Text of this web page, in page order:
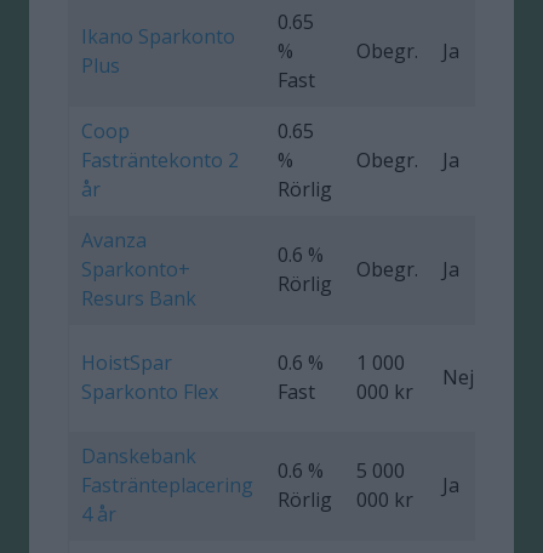
Ikano Sparkonto
Plus
0.65
%
Fast
Obegr. Ja
Coop
Fasträntekonto 2
år
0.65
%
Rörlig
Obegr. Ja
Avanza
Sparkonto+
Resurs Bank
0.6 %
Rörlig
Obegr. Ja
HoistSpar
Sparkonto Flex
0.6 %
Fast
1 000
000 kr
Nej
Danskebank
Fastränteplacering
4 år
0.6 %
Rörlig
5 000
000 kr
Ja